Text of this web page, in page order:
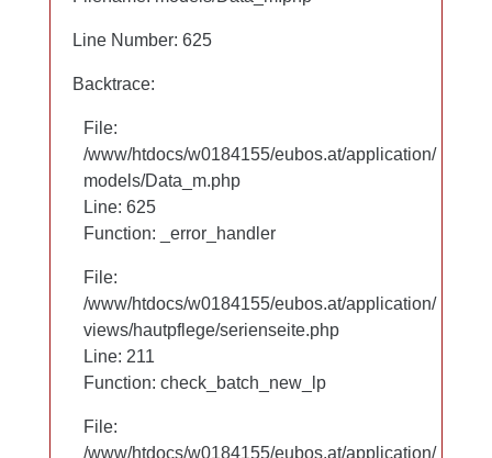
Line Number: 625
Backtrace:
File:
/www/htdocs/w0184155/eubos.at/application/
models/Data_m.php
Line: 625
Function: _error_handler
File:
/www/htdocs/w0184155/eubos.at/application/
views/hautpflege/serienseite.php
Line: 97
Function: check_batch_new_lp
File:
/www/htdocs/w0184155/eubos.at/application/
Line Number: 625
Backtrace:
File:
/www/htdocs/w0184155/eubos.at/application/
models/Data_m.php
Line: 625
Function: _error_handler
File:
/www/htdocs/w0184155/eubos.at/application/
views/hautpflege/serienseite.php
Line: 211
Function: check_batch_new_lp
File:
/www/htdocs/w0184155/eubos.at/application/